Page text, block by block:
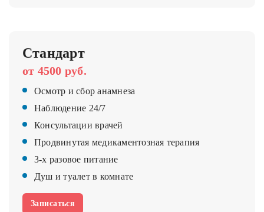
Стандарт
от 4500 руб.
Осмотр и сбор анамнеза
Наблюдение 24/7
Консультации врачей
Продвинутая медикаментозная терапия
3-х разовое питание
Душ и туалет в комнате
Записаться